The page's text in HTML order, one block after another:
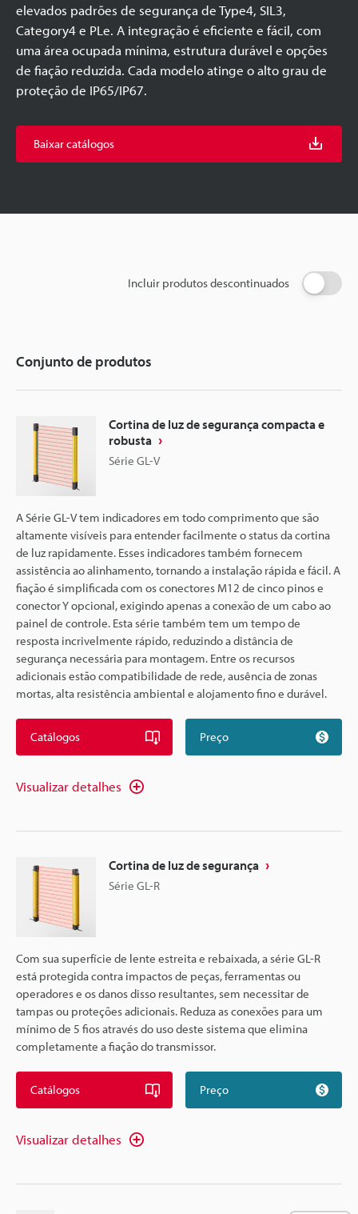
elevados padrões de segurança de Type4, SIL3,
Category4 e PLe. A integração é eficiente e fácil, com
uma área ocupada mínima, estrutura durável e opções
de fiação reduzida. Cada modelo atinge o alto grau de
proteção de IP65/IP67.
Baixar catálogos
Incluir produtos descontinuados
Conjunto de produtos
Cortina de luz de segurança compacta e
robusta
Série GL-V
A Série GL-V tem indicadores em todo comprimento que são
altamente visíveis para entender facilmente o status da cortina
de luz rapidamente. Esses indicadores também fornecem
assistência ao alinhamento, tornando a instalação rápida e fácil. A
fiação é simplificada com os conectores M12 de cinco pinos e
conector Y opcional, exigindo apenas a conexão de um cabo ao
painel de controle. Esta série também tem um tempo de
resposta incrivelmente rápido, reduzindo a distância de
segurança necessária para montagem. Entre os recursos
adicionais estão compatibilidade de rede, ausência de zonas
mortas, alta resistência ambiental e alojamento fino e durável.
Catálogos Preço
Visualizar detalhes
Cortina de luz de segurança
Série GL-R
Com sua superfície de lente estreita e rebaixada, a série GL-R
está protegida contra impactos de peças, ferramentas ou
operadores e os danos disso resultantes, sem necessitar de
tampas ou proteções adicionais. Reduza as conexões para um
mínimo de 5 fios através do uso deste sistema que elimina
completamente a fiação do transmissor.
Catálogos Preço
Visualizar detalhes